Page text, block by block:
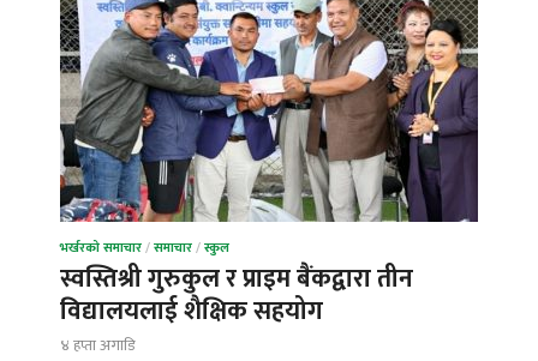
भर्खरको समाचार/समाचार/स्कुल
स्वस्तिश्री गुरुकुल र प्राइम बैंकद्वारा तीन
विद्यालयलाई शैक्षिक सहयोग
४ हप्ता अगाडि